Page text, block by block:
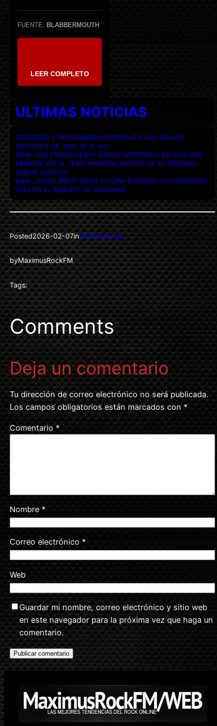
FUENTE: BLABBERMOUTH
LEER COMPLETO
ULTIMAS NOTICIAS
ROCKEROS Y FANS RINDEN HOMENAJE A LOU KOLLER,
CANTANTE DE “SICK OF IT ALL”.
MIRA: FIVE FINGER DEATH PUNCH INTERPRETA EN VIVO POR
PRIMERA VEZ EL TEMA PRINCIPAL INÉDITO DE SU PRÓXIMO
ÁLBUM ‘LEGACY’.
MIRA: JUDAS PRIEST INICIA SU GIRA EUROPEA ‘FAITHKEEPERS’
2026 EN EL BOBFEST DE ALEMANIA.
Posted2026-02-07inBlabbermouth
byMaximusRockFM
Tags:
Comments
Deja un comentario
Tu dirección de correo electrónico no será publicada.
Los campos obligatorios están marcados con *
Comentario *
Nombre *
Correo electrónico*
Web
Guardar mi nombre, correo electrónico y sitio web
en este navegador para la próxima vez que haga un
comentario.